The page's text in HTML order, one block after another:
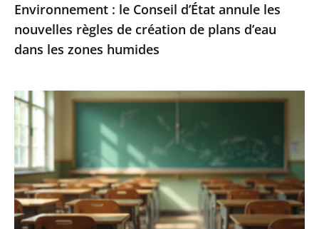
plans
d’eau
dans
zones
humides
Environnement : le Conseil d’État annule les
nouvelles règles de création de plans d’eau
dans les zones humides
Le
Conseil
d’État
rejette
des
recours
contre